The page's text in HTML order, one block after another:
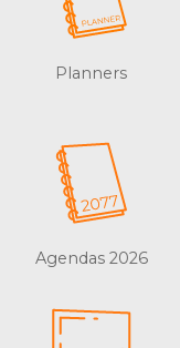
Planners
Agendas 2026